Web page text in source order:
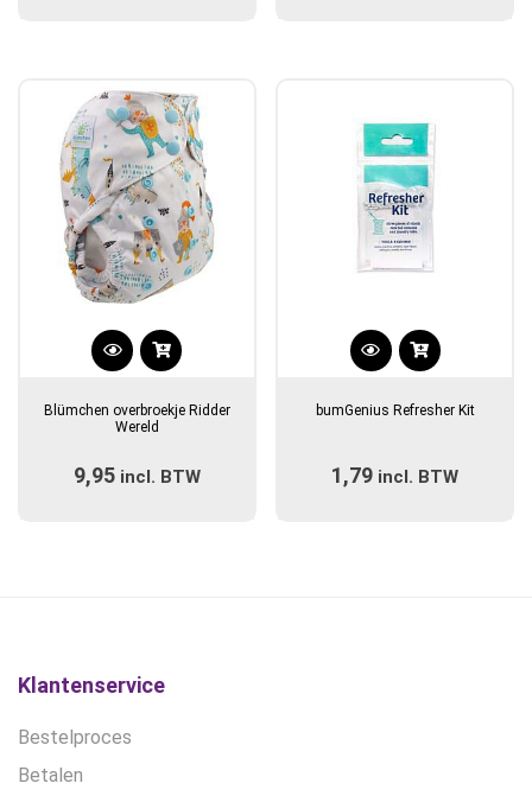
Dit
heeft
variaties.
de
Blümchen overbroekje Ridder
Wereld
9,95 incl. BTW
bumGenius Refresher Kit
1,79 incl. BTW
Klantenservice
Bestelproces
Betalen